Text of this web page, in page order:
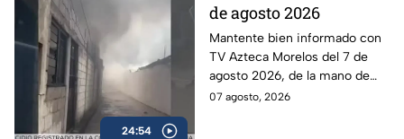
24:54
de agosto 2026
Mantente bien informado con
TV Azteca Morelos del 7 de
agosto 2026, de la mano de
Alexis Balbuena.
07 agosto, 2026